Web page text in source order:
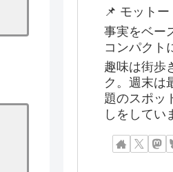
📌 モットー
事実をベー
コンパクト
趣味は街歩
ク。週末は
題のスポッ
しをしてい